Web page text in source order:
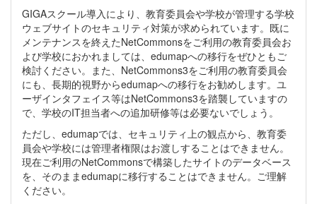
GIGAスクール導入により、教育委員会や学校が管理する学校
ウェブサイトのセキュリティ対策が求められています。既に
メンテナンスを終えたNetCommonsをご利用の教育委員会お
よび学校におかれましては、edumapへの移行をぜひともご
検討ください。また、NetCommons3をご利用の教育委員会
にも、長期的視野からedumapへの移行をお勧めします。ユ
ーザインタフェイス等はNetCommons3を踏襲していますの
で、学校のIT担当者への追加研修等は必要ないでしょう。
ただし、edumapでは、セキュリティ上の観点から、教育委
員会や学校には管理者権限はお渡しすることはできません。
現在ご利用のNetCommonsで構築したサイトのデータベース
を、そのままedumapに移行することはできません。ご理解
ください。